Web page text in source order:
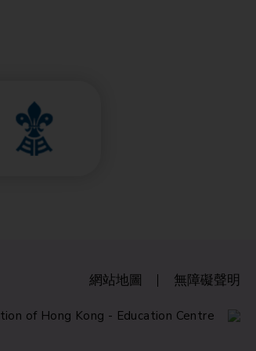
網站地圖 無障礙聲明
of Hong Kong - Education Centre